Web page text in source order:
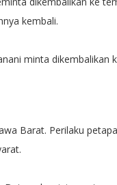
kembali.
minta dikembalikan
Barat. Perilaku